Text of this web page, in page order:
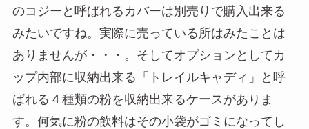
のコジーと呼ばれるカバーは別売りで購入出来る
みたいですね。実際に売っている所はみたことは
ありませんが・・・。そしてオプションとしてカ
ップ内部に収納出来る「トレイルキャディ」と呼
ばれる４種類の粉を収納出来るケースがありま
す。何気に粉の飲料はその小袋がゴミになってし